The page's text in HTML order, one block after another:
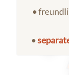
•
•